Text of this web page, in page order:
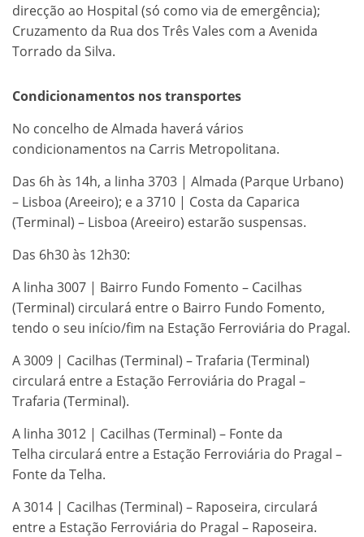
direcção ao Hospital (só como via de emergência);
Cruzamento da Rua dos Três Vales com a Avenida
Torrado da Silva.
Condicionamentos nos transportes
No concelho de Almada haverá vários
condicionamentos na Carris Metropolitana.
Das 6h às 14h, a linha 3703 | Almada (Parque Urbano)
– Lisboa (Areeiro); e a 3710 | Costa da Caparica
(Terminal) – Lisboa (Areeiro) estarão suspensas.
Das 6h30 às 12h30:
A linha 3007 | Bairro Fundo Fomento – Cacilhas
(Terminal) circulará entre o Bairro Fundo Fomento,
tendo o seu início/fim na Estação Ferroviária do Pragal.
A 3009 | Cacilhas (Terminal) – Trafaria (Terminal)
circulará entre a Estação Ferroviária do Pragal –
Trafaria (Terminal).
A linha 3012 | Cacilhas (Terminal) – Fonte da
Telha circulará entre a Estação Ferroviária do Pragal –
Fonte da Telha.
A 3014 | Cacilhas (Terminal) – Raposeira, circulará
entre a Estação Ferroviária do Pragal – Raposeira.